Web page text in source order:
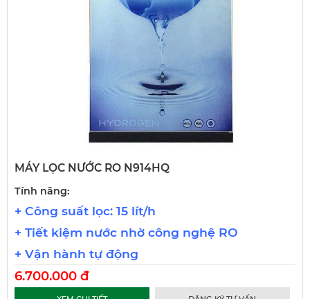
MÁY LỌC NƯỚC RO N914HQ
Tính năng:
+ Công suất lọc: 15 lít/h
+ Tiết kiệm nước nhờ công nghệ RO
+ Vận hành tự động
6.700.000 đ